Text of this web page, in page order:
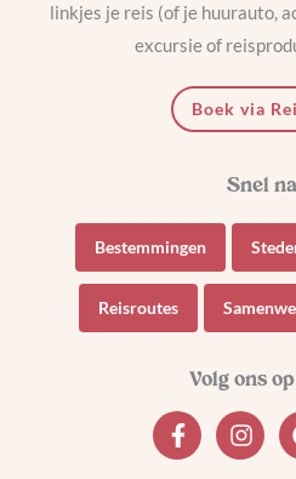
linkjes je reis (of je huurauto,
excursie of
Boek via
Bestemmingen
Reisroutes